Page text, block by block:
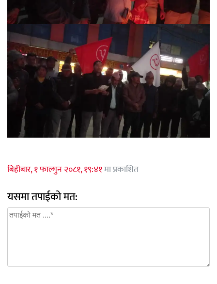
बिहीबार, १ फाल्गुन २०८१, १९:४१मा प्रकाशित
यसमा तपाईको मत: